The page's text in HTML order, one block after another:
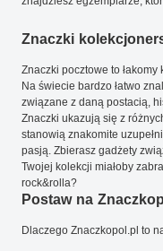
Znaczki
Znaczki pocztowe to
Na świecie bardzo łatwo
związane z daną postacią,
Znaczki ukazują się z
stanowią znakomite
pasją. Zbierasz gadżety
Twojej kolekcji miałoby
rock&rolla?
Postaw na
Dlaczego Znaczkopol.pl to